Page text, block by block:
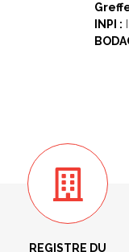
INPI :
REGISTRE DU